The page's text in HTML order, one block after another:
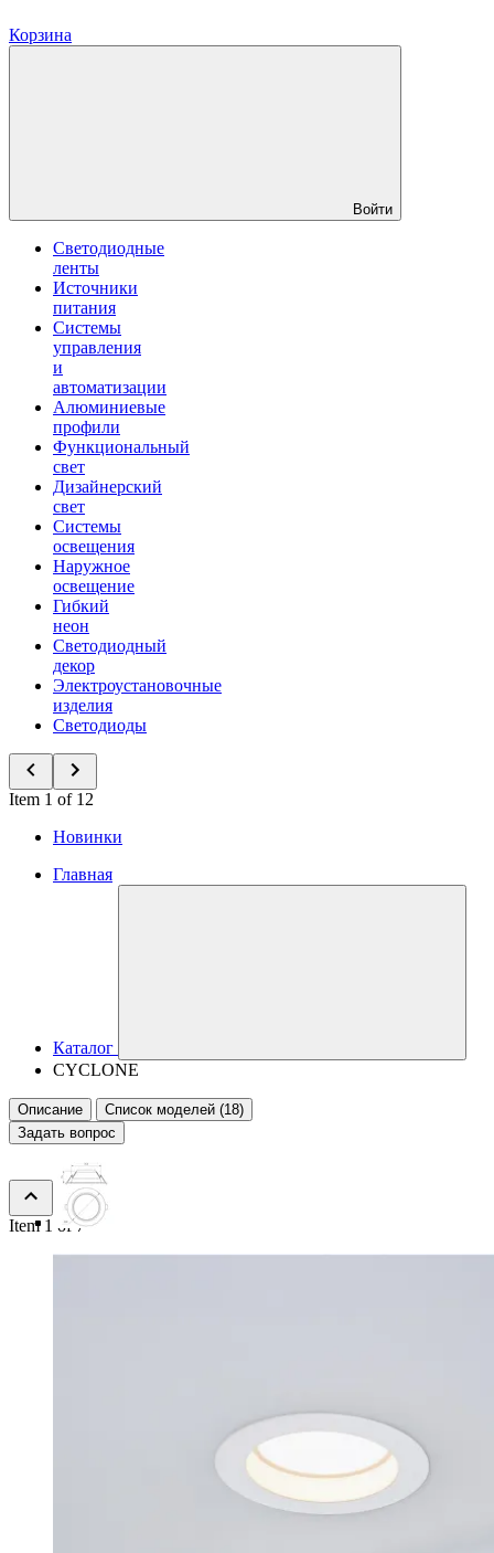
Корзина
Войти
Светодиодные
ленты
Источники
питания
Системы
управления
и
автоматизации
Алюминиевые
профили
Функциональный
свет
Дизайнерский
свет
Системы
освещения
Наружное
освещение
Гибкий
неон
Светодиодный
декор
Электроустановочные
изделия
Светодиоды
Item 1 of 12
Новинки
Главная
Каталог
CYCLONE
Описание
Список моделей (18)
Задать вопрос
Item 1 of 7